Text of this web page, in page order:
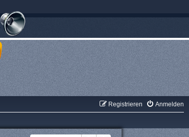
Anmelden
Registrieren